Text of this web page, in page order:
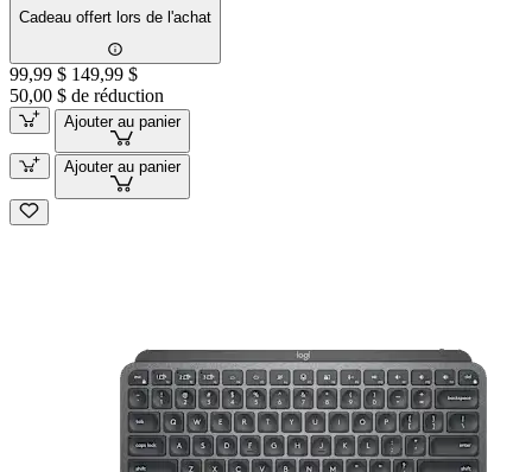
Cadeau offert lors de l'achat
99,99 $ 149,99 $
50,00 $ de réduction
Ajouter au panier
Ajouter au panier